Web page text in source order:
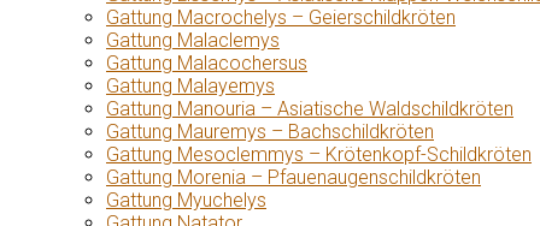
Gattung Macrochelys – Geierschildkröten
Gattung Malaclemys
Gattung Malacochersus
Gattung Malayemys
Gattung Manouria – Asiatische Waldschildkröten
Gattung Mauremys – Bachschildkröten
Gattung Mesoclemmys – Krötenkopf-Schildkröten
Gattung Morenia – Pfauenaugenschildkröten
Gattung Myuchelys